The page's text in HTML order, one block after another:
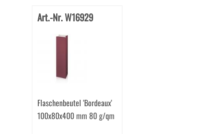
Art.-Nr. W16929
Flaschenbeutel 'Bordeaux'
100x80x400 mm 80 g/qm